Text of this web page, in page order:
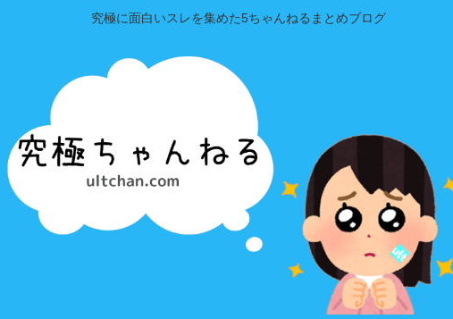
究極に面白いスレを集めた5ちゃんねるまとめブログ